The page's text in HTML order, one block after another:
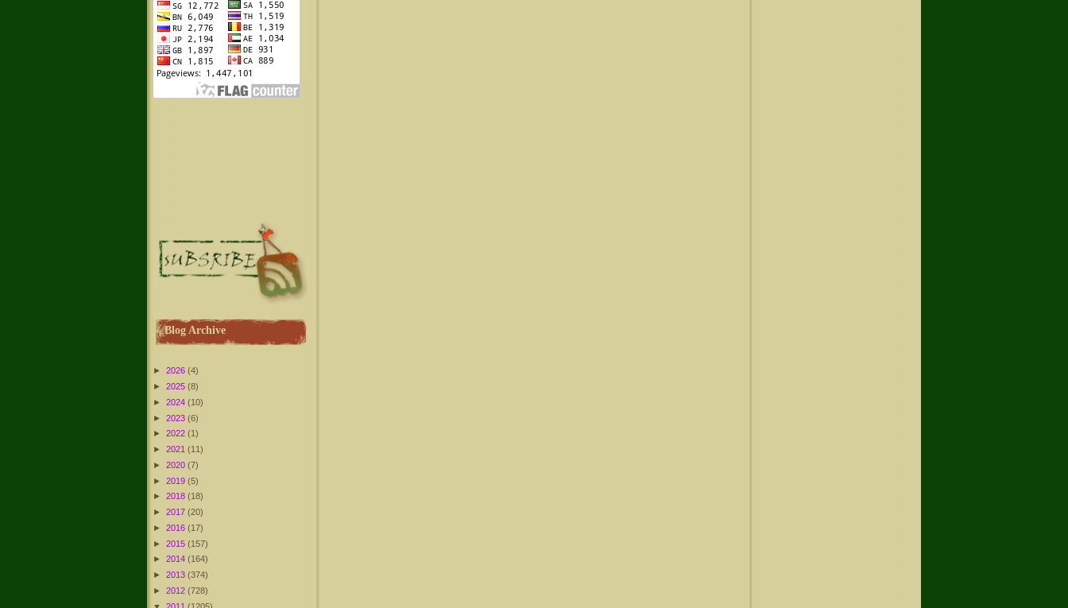
Blog Archive
► 2026 (4)
► 2025 (8)
► 2024 (10)
► 2023 (6)
► 2022 (1)
► 2021 (11)
► 2020 (7)
► 2019 (5)
► 2018 (18)
► 2017 (20)
► 2016 (17)
► 2015 (157)
► 2014 (164)
► 2013 (374)
► 2012 (728)
▼
2011 (1205)